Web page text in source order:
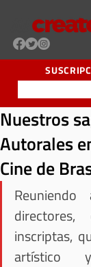
Nuestros
Autorales
Cine de
inscriptas,
artístico